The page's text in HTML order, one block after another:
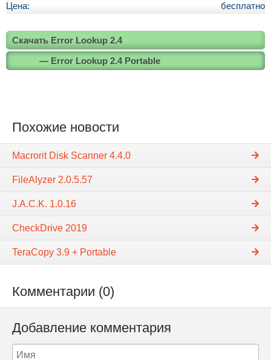
Цена:
бесплатно
Скачать Error Lookup 2.4
— Error Lookup 2.4 Portable
Похожие новости
Macrorit Disk Scanner 4.4.0
FileAlyzer 2.0.5.57
J.A.C.K. 1.0.16
CheckDrive 2019
TeraCopy 3.9 + Portable
Комментарии (0)
Добавление комментария